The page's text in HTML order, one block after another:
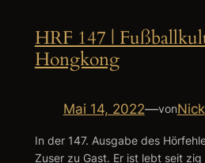
HRF 147 |
Hongkong
Mai 14, 2022—vonNick
In der 147. Ausgabe des
Zuser zu Gast. Er ist lebt seit